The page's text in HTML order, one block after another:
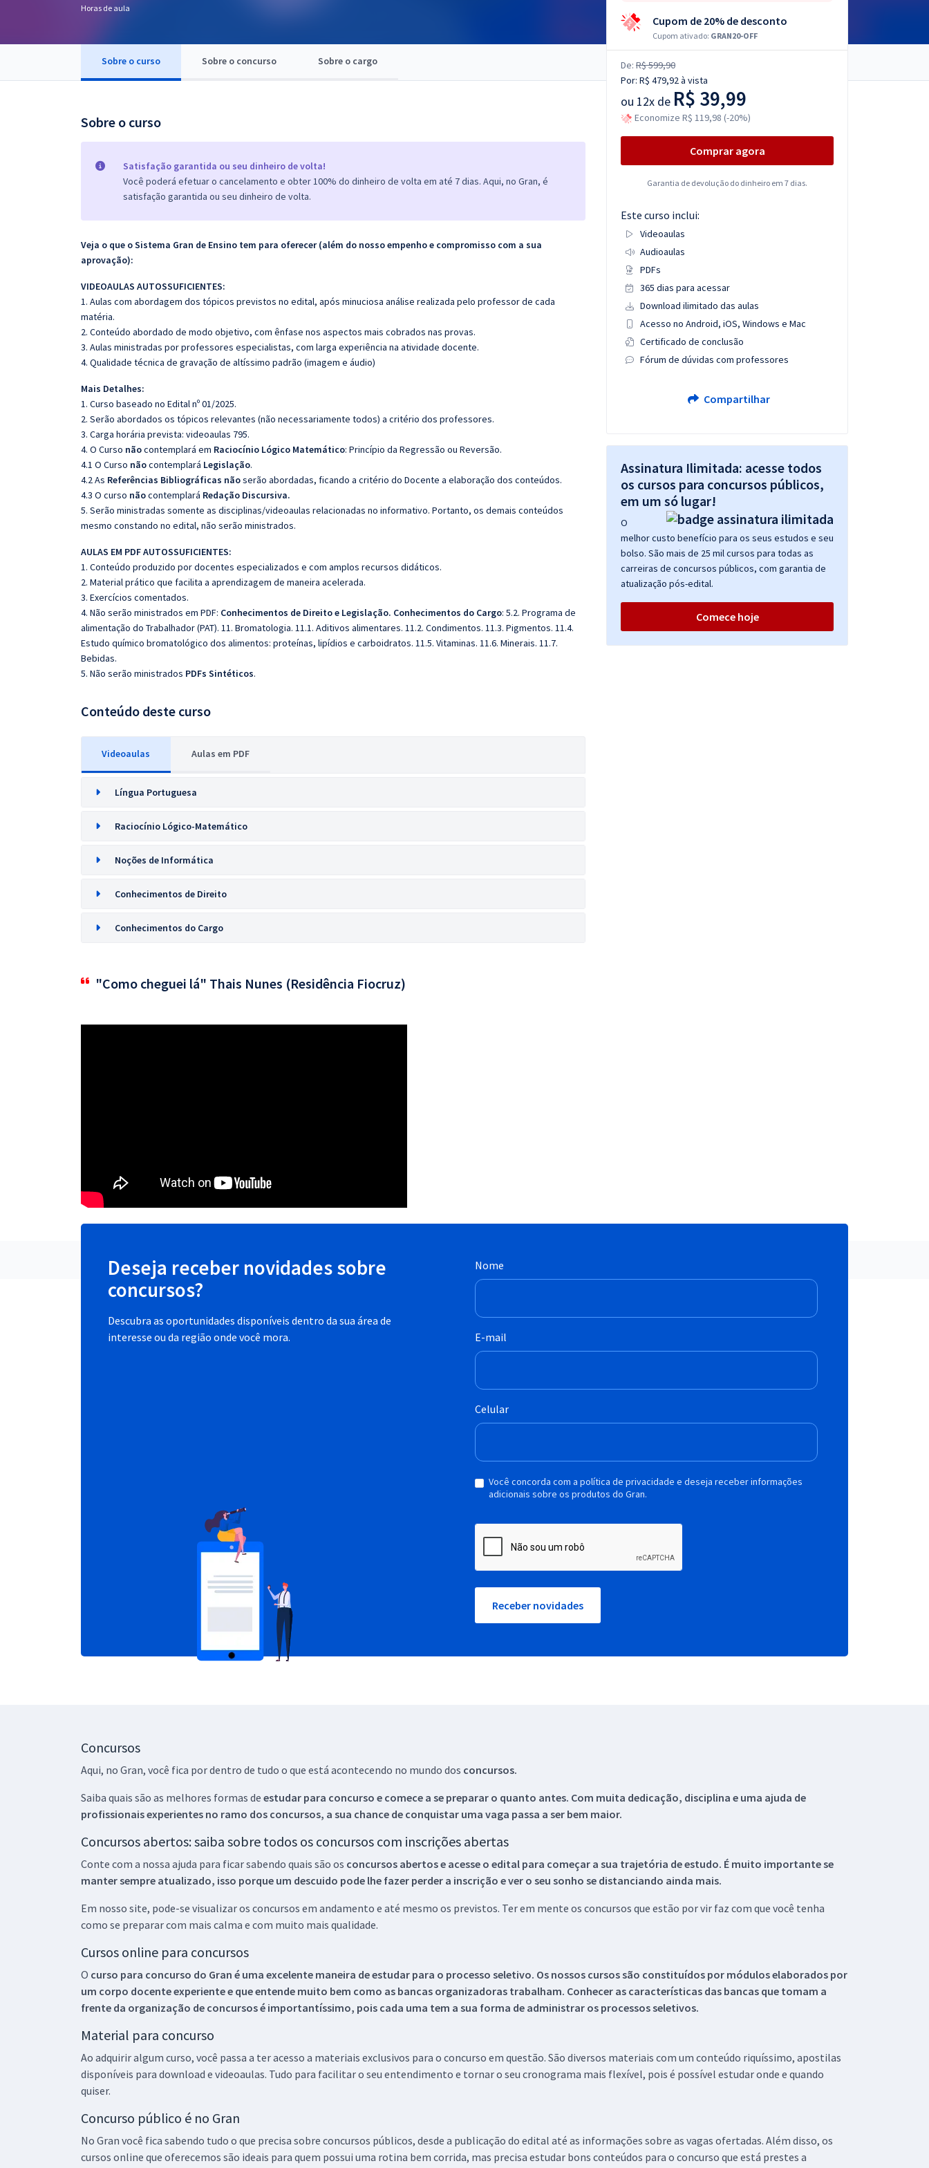
OAB
Questões grátis
Conteúdo gratuito
Horas de aula
Sobre o curso Sobre o concurso Sobre o cargo
Sobre o curso
Satisfação garantida ou seu dinheiro de volta!
Você poderá efetuar o cancelamento e obter 100% do dinheiro de volta em até 7 dias. Aqui, no Gran, é
satisfação garantida ou seu dinheiro de volta.
Veja o que o Sistema Gran de Ensino tem para oferecer (além do nosso empenho e compromisso com a sua
aprovação):
VIDEOAULAS AUTOSSUFICIENTES:
1. Aulas com abordagem dos tópicos previstos no edital, após minuciosa análise realizada pelo professor de cada
matéria.
2. Conteúdo abordado de modo objetivo, com ênfase nos aspectos mais cobrados nas provas.
3. Aulas ministradas por professores especialistas, com larga experiência na atividade docente.
4. Qualidade técnica de gravação de altíssimo padrão (imagem e áudio)
Mais Detalhes:
1. Curso baseado no Edital nº 01/2025.
2. Serão abordados os tópicos relevantes (não necessariamente todos) a critério dos professores.
3. Carga horária prevista: videoaulas 795.
4. O Curso nãocontemplará em Raciocínio Lógico Matemático: Princípio da Regressão ou Reversão.
4.1 O Curso nãocontemplará Legislação.
4.2 As Referências Bibliográficas nãoserão abordadas, ficando a critério do Docente a elaboração dos conteúdos.
4.3 O curso nãocontemplará Redação Discursiva.
5. Serão ministradas somente as disciplinas/videoaulas relacionadas no informativo. Portanto, os demais conteúdos
mesmo constando no edital, não serão ministrados.
AULAS EM PDF AUTOSSUFICIENTES:
1. Conteúdo produzido por docentes especializados e com amplos recursos didáticos.
2. Material prático que facilita a aprendizagem de maneira acelerada.
3. Exercícios comentados.
4. Não serão ministrados em PDF: Conhecimentos de Direito e Legislação. Conhecimentos do Cargo: 5.2. Programa de
alimentação do Trabalhador (PAT). 11. Bromatologia. 11.1. Aditivos alimentares. 11.2. Condimentos. 11.3. Pigmentos. 11.4.
Estudo químico bromatológico dos alimentos: proteínas, lipídios e carboidratos. 11.5. Vitaminas. 11.6. Minerais. 11.7.
Bebidas.
5. Não serão ministrados PDFs Sintéticos.
Conteúdo deste curso
Videoaulas Aulas em PDF
Língua Portuguesa
Raciocínio Lógico-Matemático
Noções de Informática
Conhecimentos de Direito
Conhecimentos do Cargo
"Como cheguei lá" Thais Nunes (Residência Fiocruz)
Cupom de 20% de desconto
Cupom ativado: GRAN20-OFF
De: R$ 599,90
Por: R$ 479,92à vista
ou 12x de R$ 39,99
Economize R$ 119,98 (-20%)
Comprar agora
Garantia de devolução do dinheiro em 7 dias.
Este curso inclui:
Videoaulas
Audioaulas
PDFs
365 dias para acessar
Download ilimitado das aulas
Acesso no Android, iOS, Windows e Mac
Certificado de conclusão
Fórum de dúvidas com professores
Compartilhar
Assinatura Ilimitada: acesse todos
os cursos para concursos públicos,
em um só lugar!
O
melhor custo benefício para os seus estudos e seu
bolso. São mais de 25 mil cursos para todas as
carreiras de concursos públicos, com garantia de
atualização pós-edital.
Comece hoje
Deseja receber novidades sobre
concursos?
Descubra as oportunidades disponíveis dentro da sua área de
interesse ou da região onde você mora.
Nome
E-mail
Celular
Você concorda com a política de privacidade e deseja receber informações
adicionais sobre os produtos do Gran.
Receber novidades
Concursos
Aqui, no Gran, você fica por dentro de tudo o que está acontecendo no mundo dos concursos.
Saiba quais são as melhores formas de estudar para concurso e comece a se preparar o quanto antes. Com muita dedicação, disciplina e uma ajuda de
profissionais experientes no ramo dos concursos, a sua chance de conquistar uma vaga passa a ser bem maior.
Concursos abertos: saiba sobre todos os concursos com inscrições abertas
Conte com a nossa ajuda para ficar sabendo quais são os concursos abertos e acesse o edital para começar a sua trajetória de estudo. É muito importante se
manter sempre atualizado, isso porque um descuido pode lhe fazer perder a inscrição e ver o seu sonho se distanciando ainda mais.
Em nosso site, pode-se visualizar os concursos em andamento e até mesmo os previstos. Ter em mente os concursos que estão por vir faz com que você tenha
como se preparar com mais calma e com muito mais qualidade.
Cursos online para concursos
O curso para concurso do Gran é uma excelente maneira de estudar para o processo seletivo. Os nossos cursos são constituídos por módulos elaborados por
um corpo docente experiente e que entende muito bem como as bancas organizadoras trabalham. Conhecer as características das bancas que tomam a
frente da organização de concursos é importantíssimo, pois cada uma tem a sua forma de administrar os processos seletivos.
Material para concurso
Ao adquirir algum curso, você passa a ter acesso a materiais exclusivos para o concurso em questão. São diversos materiais com um conteúdo riquíssimo, apostilas
disponíveis para download e videoaulas. Tudo para facilitar o seu entendimento e tornar o seu cronograma mais flexível, pois é possível estudar onde e quando
quiser.
Concurso público é no Gran
No Gran você fica sabendo tudo o que precisa sobre concursos públicos, desde a publicação do edital até as informações sobre as vagas ofertadas. Além disso, os
cursos online que oferecemos são ideais para quem possui uma rotina bem corrida, mas precisa estudar bons conteúdos para o concurso que está prestes a